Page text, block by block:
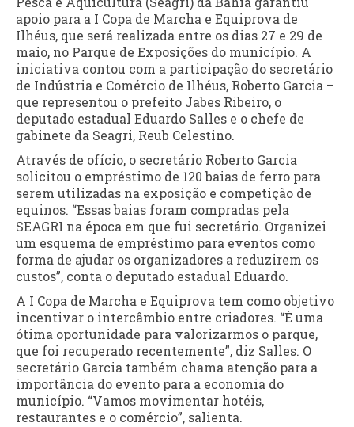
apoio para a I Copa de Marcha e Equiprova de
Ilhéus, que será realizada entre os dias 27 e 29 de
maio, no Parque de Exposições do município. A
iniciativa contou com a participação do secretário
de Indústria e Comércio de Ilhéus, Roberto Garcia –
que representou o prefeito Jabes Ribeiro, o
deputado estadual Eduardo Salles e o chefe de
gabinete da Seagri, Reub Celestino.
Através de ofício, o secretário Roberto Garcia
solicitou o empréstimo de 120 baias de ferro para
serem utilizadas na exposição e competição de
equinos. “Essas baias foram compradas pela
SEAGRI na época em que fui secretário. Organizei
um esquema de empréstimo para eventos como
forma de ajudar os organizadores a reduzirem os
custos”, conta o deputado estadual Eduardo.
A I Copa de Marcha e Equiprova tem como objetivo
incentivar o intercâmbio entre criadores. “É uma
ótima oportunidade para valorizarmos o parque,
que foi recuperado recentemente”, diz Salles. O
secretário Garcia também chama atenção para a
importância do evento para a economia do
município. “Vamos movimentar hotéis,
restaurantes e o comércio”, salienta.